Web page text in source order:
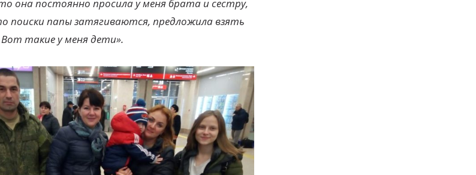
она постоянно просила у меня брата и сестру,
поиски папы затягиваются, предложила взять
такие у меня дети».